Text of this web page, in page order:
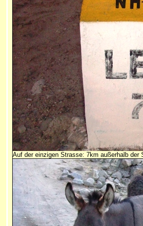
Auf der einzigen Strasse: 7km außerhalb der